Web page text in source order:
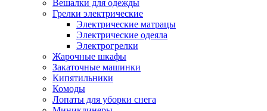
Вешалки для одежды
Грелки электрические
Электрические матрацы
Электрические одеяла
Электрогрелки
Жарочные шкафы
Закаточные машинки
Кипятильники
Комоды
Лопаты для уборки снега